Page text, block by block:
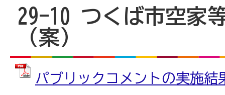
29-10 つくば市空家
（案）
パブリックコメントの実施結